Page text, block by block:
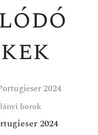
borok
2024